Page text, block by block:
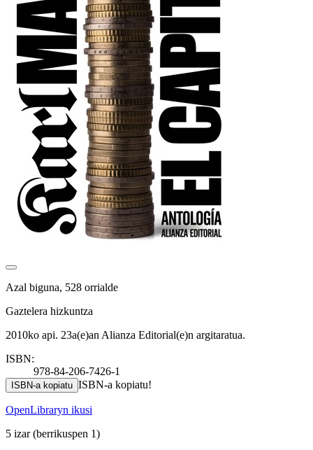
Azal biguna, 528 orrialde
Gaztelera hizkuntza
2010ko api. 23a(e)an Alianza Editorial(e)n argitaratua.
ISBN:
978-84-206-7426-1
ISBN-a kopiatu ISBN-a kopiatu!
OpenLibraryn ikusi
5 izar(berrikuspen 1)